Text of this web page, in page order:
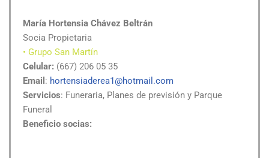
María Hortensia Chávez Beltrán
Socia Propietaria
• Grupo San Martín
Celular: (667) 206 05 35
Email : hortensiaderea1@hotmail.com
Servicios: Funeraria, Planes de previsión y Parque
Funeral
Beneficio socias: